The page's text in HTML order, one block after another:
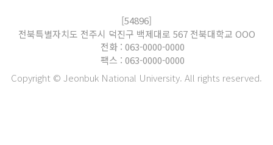
[54896]
전북특별자치도 전주시 덕진구 백제대로 567 전북대학교 OOO
전화 : 063-0000-0000
팩스 : 063-0000-0000
Copyright © Jeonbuk National University. All rights reserved.